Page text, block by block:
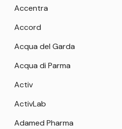
Accentra
Accord
Acqua del Garda
Acqua di Parma
Activ
ActivLab
Adamed Pharma